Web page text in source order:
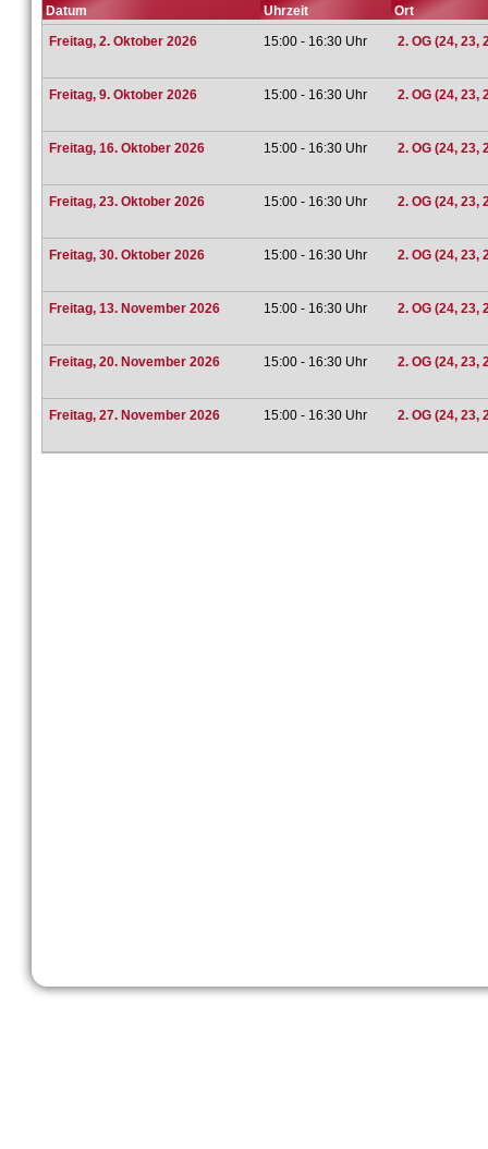
Datum Uhrzeit
Ort
Freitag, 2. Oktober 2026
15:00 - 16:30 Uhr 2. OG (24, 23,
Freitag, 9. Oktober 2026 15:00 - 16:30 Uhr 2. OG (24, 23,
Freitag, 16. Oktober 2026 15:00 - 16:30 Uhr 2. OG (24, 23,
Freitag, 23. Oktober 2026 15:00 - 16:30 Uhr 2. OG (24, 23,
Freitag, 30. Oktober 2026 15:00 - 16:30 Uhr 2. OG (24, 23,
Freitag, 13. November 2026 15:00 - 16:30 Uhr 2. OG (24, 23,
Freitag, 20. November 2026 15:00 - 16:30 Uhr 2. OG (24, 23,
Freitag, 27. November 2026 15:00 - 16:30 Uhr 2. OG (24, 23,